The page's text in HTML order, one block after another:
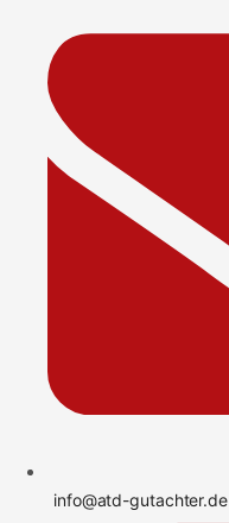
info@atd-gutachter.de